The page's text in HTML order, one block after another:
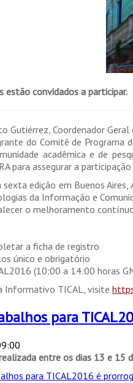
estão convidados a participar.
Coordenador
do Comitê de Programa
acadêmica e de
para assegurar a
sexta edição em Buenos
da Informação e
o melhoramento
a ficha de registro
único e obrigatório
(10:00 a 14:00 horas
Informativo TICAL, visite
para
entre os dias 13 e 15
para TICAL2016 é